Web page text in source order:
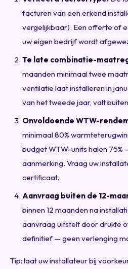
facturen van een erkend
vergelijkbaar). Een offerte of
uw eigen bedrijf wordt
Te late combinatie-
maanden minimaal twee
ventilatie laat installeren in
van het tweede jaar, valt
Onvoldoende WTW-
minimaal 80%
budget WTW-units halen 75%
aanmerking. Vraag uw
certificaat.
Aanvraag buiten de 12-
binnen 12 maanden na
aanvraag uitstelt door drukte
definitief — geen verlenging
Tip: laat uw installateur bij